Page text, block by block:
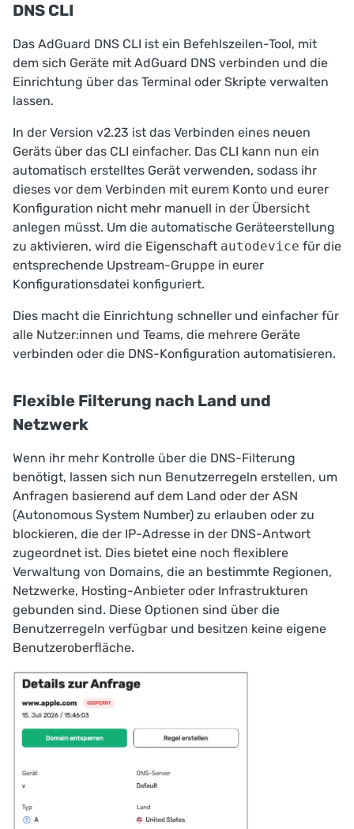
DNS CLI
Das AdGuard DNS CLI ist ein Befehlszeilen-Tool, mit
dem sich Geräte mit AdGuard DNS verbinden und die
Einrichtung über das Terminal oder Skripte verwalten
lassen.
In der Version v2.23 ist das Verbinden eines neuen
Geräts über das CLI einfacher. Das CLI kann nun ein
automatisch erstelltes Gerät verwenden, sodass ihr
dieses vor dem Verbinden mit eurem Konto und eurer
Konfiguration nicht mehr manuell in der Übersicht
anlegen müsst. Um die automatische Geräteerstellung
zu aktivieren, wird die Eigenschaft autodevice für die
entsprechende Upstream-Gruppe in eurer
Konfigurationsdatei konfiguriert.
Dies macht die Einrichtung schneller und einfacher für
alle Nutzer:innen und Teams, die mehrere Geräte
verbinden oder die DNS-Konfiguration automatisieren.
Flexible Filterung nach Land und
Netzwerk
Wenn ihr mehr Kontrolle über die DNS-Filterung
benötigt, lassen sich nun Benutzerregeln erstellen, um
Anfragen basierend auf dem Land oder der ASN
(Autonomous System Number) zu erlauben oder zu
blockieren, die der IP-Adresse in der DNS-Antwort
zugeordnet ist. Dies bietet eine noch flexiblere
Verwaltung von Domains, die an bestimmte Regionen,
Netzwerke, Hosting-Anbieter oder Infrastrukturen
gebunden sind. Diese Optionen sind über die
Benutzerregeln verfügbar und besitzen keine eigene
Benutzeroberfläche.